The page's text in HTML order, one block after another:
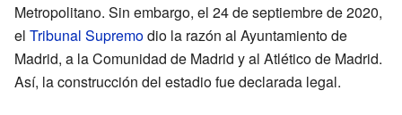
Metropolitano. Sin embargo, el 24 de septiembre de 2020,
el Tribunal Supremodio la razón al Ayuntamiento de
Madrid, a la Comunidad de Madrid y al Atlético de Madrid.
Así, la construcción del estadio fue declarada legal.